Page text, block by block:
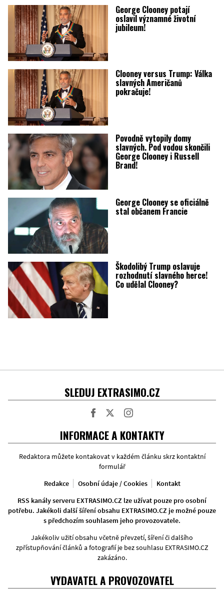
George Clooney potají
oslavil významné životní
jubileum!
Clooney versus Trump: Válka
slavných Američanů
pokračuje!
Povodně vytopily domy
slavných. Pod vodou skončili
George Clooney i Russell
Brand!
George Clooney se oficiálně
stal občanem Francie
Škodolibý Trump oslavuje
rozhodnutí slavného herce!
Co udělal Clooney?
SLEDUJ EXTRASIMO.CZ
INFORMACE A KONTAKTY
Redaktora můžete kontakovat v každém článku skrz kontaktní
formulář
Redakce
Osobní údaje / Cookies
Kontakt
RSS kanály serveru EXTRASIMO.CZ lze užívat pouze pro osobní
potřebu. Jakékoli další šíření obsahu EXTRASIMO.CZ je možné pouze
s předchozím souhlasem jeho provozovatele.
Jakékoliv užití obsahu včetně převzetí, šíření či dalšího
zpřístupňování článků a fotografií je bez souhlasu EXTRASIMO.CZ
zakázáno.
VYDAVATEL A PROVOZOVATEL